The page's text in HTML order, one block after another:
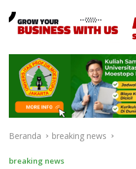
Beranda breaking news
breaking news